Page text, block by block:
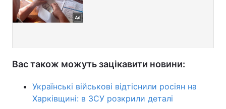
Вас також можуть зацікавити новини:
Українські військові відтіснили росіян на
Харківщині: в ЗСУ розкрили деталі